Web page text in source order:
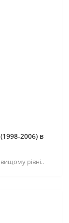
2006) в
рівні..